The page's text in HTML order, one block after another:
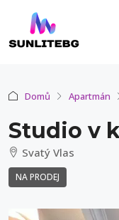
Domů Apartmán
Studio v
Svatý Vlas
NA PRODEJ